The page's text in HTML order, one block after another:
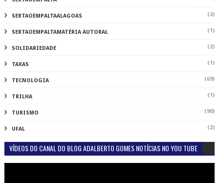
SERTAOEMPALTAALAGOAS (2)
SERTAOEMPALTAMATÉRIA AUTORAL (1)
SOLIDARIEDADE (2)
TAXAS (1)
TECNOLOGIA (69)
TRILHA (1)
TURISMO (90)
UFAL (2)
VÍDEOS DO CANAL DO BLOG ADALBERTO GOMES NOTÍCIAS NO YOU TUBE